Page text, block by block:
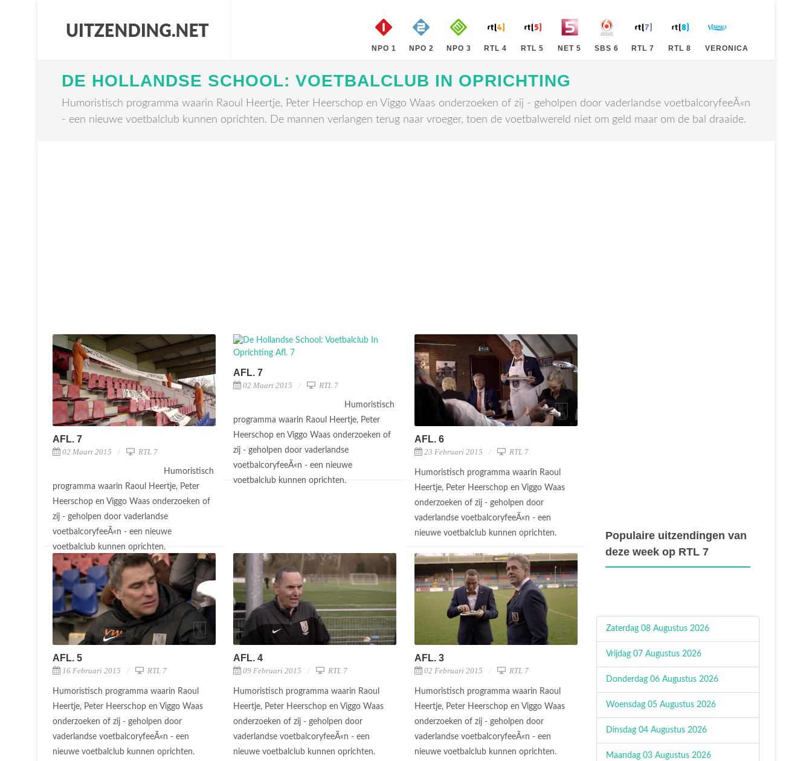
NPO 1 NPO 2 NPO 3 RTL 4 RTL 5 NET 5 SBS 6 RTL 7 RTL 8 VERONICA
DE HOLLANDSE SCHOOL: VOETBALCLUB IN OPRICHTING
Humoristisch programma waarin Raoul Heertje, Peter Heerschop en Viggo Waas onderzoeken of zij - geholpen door vaderlandse voetbalcoryfeeÃ«n
- een nieuwe voetbalclub kunnen oprichten. De mannen verlangen terug naar vroeger, toen de voetbalwereld niet om geld maar om de bal draaide.
AFL. 7
02 Maart 2015 RTL 7
Humoristisch
programma waarin Raoul Heertje, Peter
Heerschop en Viggo Waas onderzoeken of
zij - geholpen door vaderlandse
voetbalcoryfeeÃ«n - een nieuwe
voetbalclub kunnen oprichten.
AFL. 7
02 Maart 2015 RTL 7
Humoristisch
programma waarin Raoul Heertje, Peter
Heerschop en Viggo Waas onderzoeken of
zij - geholpen door vaderlandse
voetbalcoryfeeÃ«n - een nieuwe
voetbalclub kunnen oprichten.
AFL. 6
23 Februari 2015 RTL 7
Humoristisch programma waarin Raoul
Heertje, Peter Heerschop en Viggo Waas
onderzoeken of zij - geholpen door
vaderlandse voetbalcoryfeeÃ«n - een
nieuwe voetbalclub kunnen oprichten.
AFL. 5
16 Februari 2015 RTL 7
Humoristisch programma waarin Raoul
Heertje, Peter Heerschop en Viggo Waas
onderzoeken of zij - geholpen door
vaderlandse voetbalcoryfeeÃ«n - een
nieuwe voetbalclub kunnen oprichten.
AFL. 4
09 Februari 2015 RTL 7
Humoristisch programma waarin Raoul
Heertje, Peter Heerschop en Viggo Waas
onderzoeken of zij - geholpen door
vaderlandse voetbalcoryfeeÃ«n - een
nieuwe voetbalclub kunnen oprichten.
AFL. 3
02 Februari 2015 RTL 7
Humoristisch programma waarin Raoul
Heertje, Peter Heerschop en Viggo Waas
onderzoeken of zij - geholpen door
vaderlandse voetbalcoryfeeÃ«n - een
nieuwe voetbalclub kunnen oprichten.
Populaire uitzendingen van
deze week op RTL 7
Zaterdag 08 Augustus 2026
Vrijdag 07 Augustus 2026
Donderdag 06 Augustus 2026
Woensdag 05 Augustus 2026
Dinsdag 04 Augustus 2026
Maandag 03 Augustus 2026